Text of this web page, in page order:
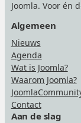
Joomla. Voor én
Algemeen
Nieuws
Agenda
Wat is Joomla?
Waarom Joomla?
Contact
Aan de slag